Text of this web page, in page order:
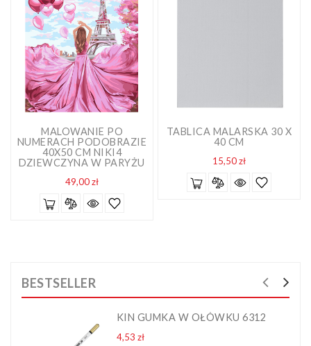
MALOWANIE PO
NUMERACH PODOBRAZIE
40X50 CM NIKI4
DZIEWCZYNA W PARYŻU
49,00 złCena
TABLICA MALARSKA 30 X
40 CM
15,50 złCena
BESTSELLER
KIN GUMKA W OŁÓWKU 6312
4,53 złCena